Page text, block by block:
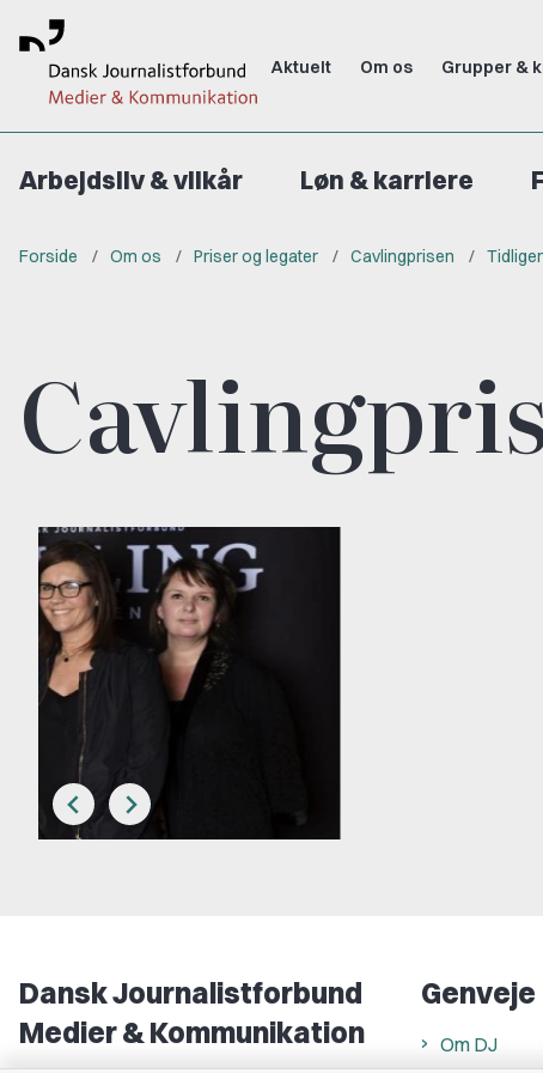
Aktuelt Om os Grupper &
Arbejdsliv & vilkår Løn & karriere
Forside Om os Priser og legater Cavlingprisen
Dansk Journalistforbund
Medier & Kommunikation
Genveje
Om DJ